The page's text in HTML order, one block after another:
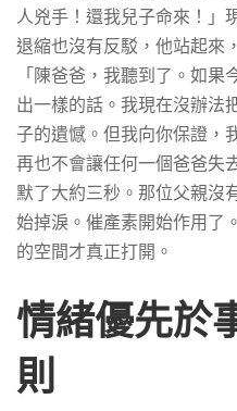
人兇手！還我兒子命來！」
退縮也沒有反駁，他站起來
「陳爸爸，我聽到了。如
出一樣的話。我現在沒辦法
子的遺憾。但我向你保證，
再也不會讓任何一個爸爸失
默了大約三秒。那位父親沒
始掉淚。催產素開始作用了
的空間才真正打開。
情緒優先於
則